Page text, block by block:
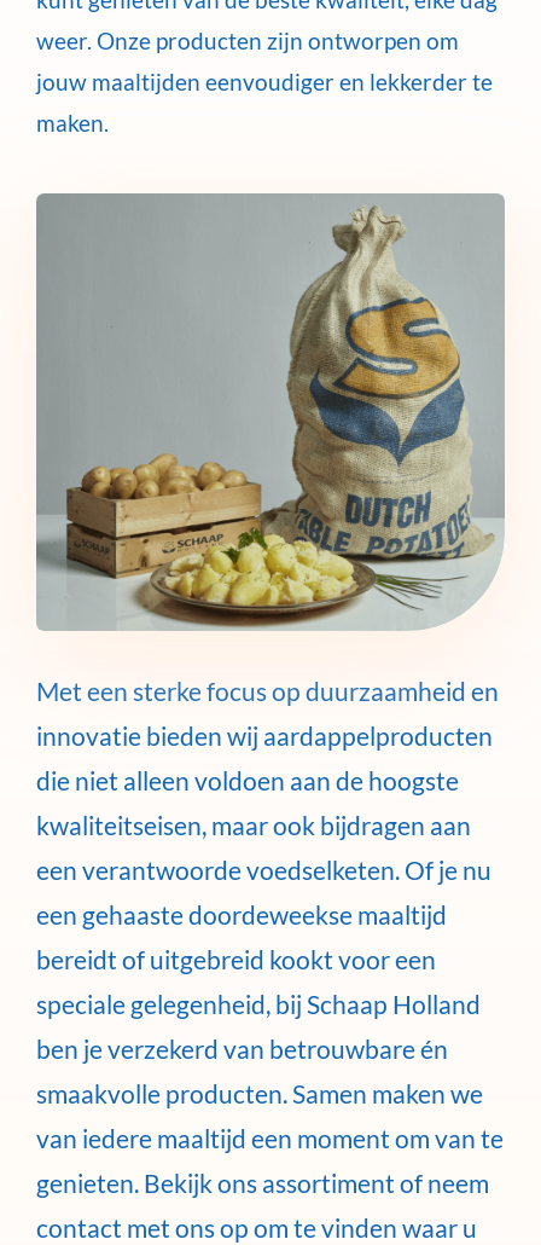
weer. Onze producten zijn ontworpen om
jouw maaltijden eenvoudiger en lekkerder te
maken.
Met een sterke focus op duurzaamheid en
innovatie bieden wij aardappelproducten
die niet alleen voldoen aan de hoogste
kwaliteitseisen, maar ook bijdragen aan
een verantwoorde voedselketen. Of je nu
een gehaaste doordeweekse maaltijd
bereidt of uitgebreid kookt voor een
speciale gelegenheid, bij Schaap Holland
ben je verzekerd van betrouwbare én
smaakvolle producten. Samen maken we
van iedere maaltijd een moment om van te
genieten. Bekijk ons assortiment of neem
contact met ons op om te vinden waar u